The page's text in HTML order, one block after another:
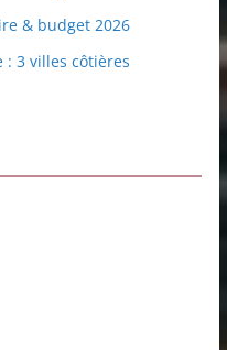
& budget 2026
: 3 villes côtières